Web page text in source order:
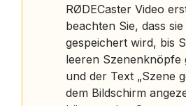
RØDECaster Video
beachten Sie, dass
gespeichert wird, bis
leeren Szenenknöpfe
und der Text „Szene
dem Bildschirm